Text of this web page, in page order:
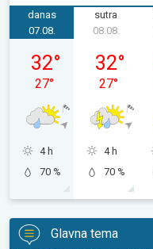
danas
petak, 07. 08.
07.08.
32°
27°
4 h
70 %
sutra
08.08.
32°
27°
4 h
70 %
Glavna tema